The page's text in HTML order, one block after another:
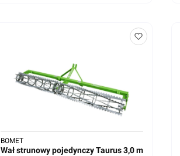
Wał strunowy pojedynczy Taurus 3,0 m
BOMET